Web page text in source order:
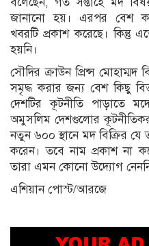
জানানো হয়। এরপর বেশ
খবরটি প্রকাশ করেছে। কিন্তু
হয়নি।
সৌদির ক্রাউন প্রিন্স
সমৃদ্ধ করার জন্য বেশ কিছু
দেশটির কূটনীতি পাড়াতে
অমুসলিম দেশগুলোর
নতুন ৬০০ স্থানে মদ বিক্রির যে
করেন। তবে নাম প্রকাশ না
তারা এমন কোনো উদ্যোগ
এশিয়ান পোস্ট/আরজে